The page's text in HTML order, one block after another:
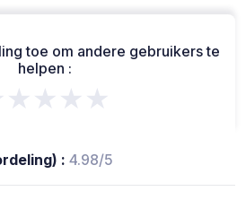
toe om andere gebruikers te
helpen :
: 4.98/5